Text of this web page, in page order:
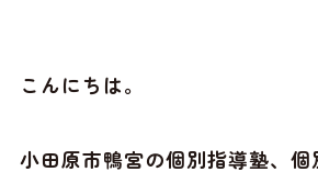
こんにちは。
小田原市鴨宮の個別指導塾、個